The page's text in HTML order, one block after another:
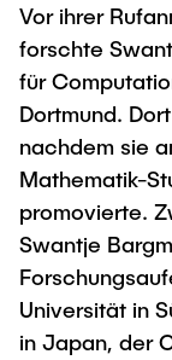
Vor ihrer
forschte
für
Dortmund.
nachdem sie
Mathematik-
promovierte.
Swantje
Universität in
in Japan, der